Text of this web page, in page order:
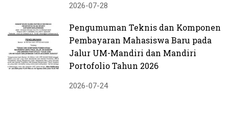
2026-07-28
Pengumuman Teknis dan Komponen
Pembayaran Mahasiswa Baru pada
Jalur UM-Mandiri dan Mandiri
Portofolio Tahun 2026
2026-07-24